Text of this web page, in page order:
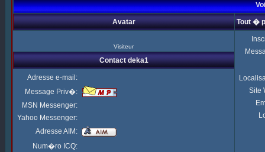
Avatar Tout �
Visiteur
Site
Contact deka1
Adresse e-mail:
Message Priv�:
MSN Messenger:
Yahoo Messenger:
Adresse AIM:
Num�ro ICQ: